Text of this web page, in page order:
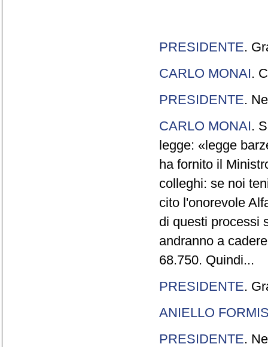
PRESIDENTE.
CARLO MONAI.
PRESIDENTE.
CARLO MONAI.
legge: «legge
ha fornito il
colleghi: se noi
cito l'onorevole
di questi processi
andranno a
68.750. Quindi...
PRESIDENTE.
ANIELLO
PRESIDENTE.